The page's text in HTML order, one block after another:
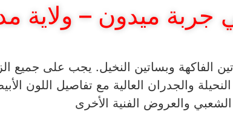
جربة ميدون – ولاية
الفاكهة وبساتين النخيل. يجب على جميع
والجدران العالية مع تفاصيل اللون
والعروض الفنية الأخرى